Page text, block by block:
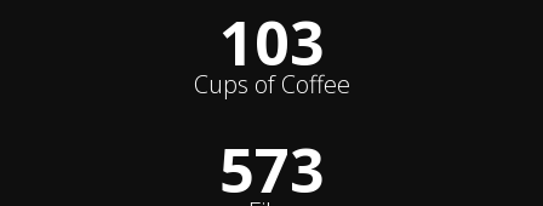
124
Cups of Coffee
688